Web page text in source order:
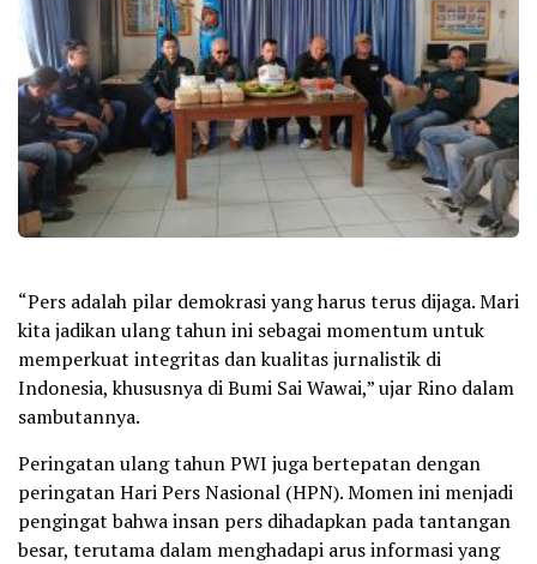
“Pers adalah pilar demokrasi yang harus terus dijaga. Mari
kita jadikan ulang tahun ini sebagai momentum untuk
memperkuat integritas dan kualitas jurnalistik di
Indonesia, khususnya di Bumi Sai Wawai,” ujar Rino dalam
sambutannya.
Peringatan ulang tahun PWI juga bertepatan dengan
peringatan Hari Pers Nasional (HPN). Momen ini menjadi
pengingat bahwa insan pers dihadapkan pada tantangan
besar, terutama dalam menghadapi arus informasi yang